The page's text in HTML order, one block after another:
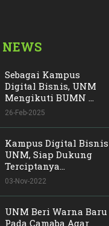
Sebagai Kampus
Digital Bisnis, UNM
Mengikuti BUMN ...
26-Feb-2025
Kampus Digital Bisnis
UNM, Siap Dukung
Terciptanya...
03-Nov-2022
UNM Beri Warna Baru
Pada Camaba Agar